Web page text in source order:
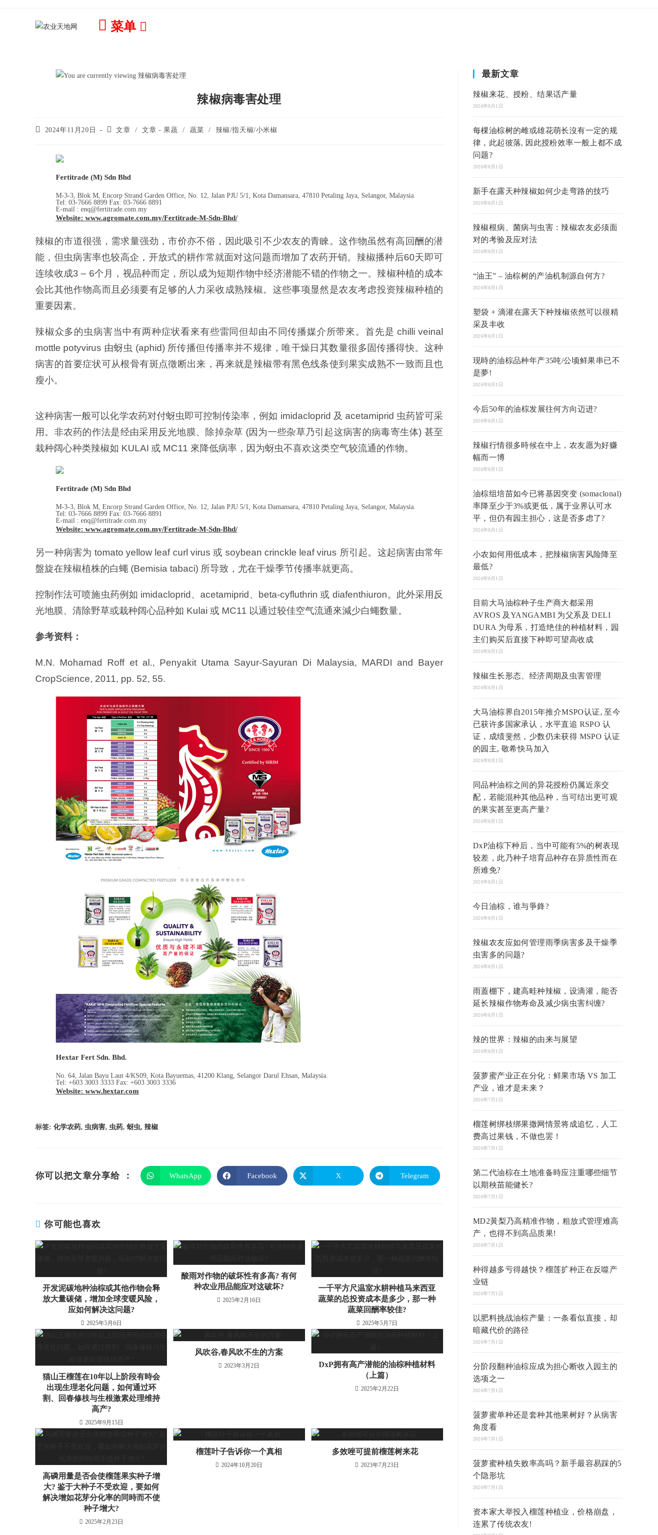
菜单
辣椒病毒害处理
2024年11月20日 文章 / 文章 - 果蔬 / 蔬菜 / 辣椒/指天椒/小米椒
Fertitrade (M) Sdn Bhd
M-3-3, Blok M, Encorp Strand Garden Office, No. 12, Jalan PJU 5/1, Kota Damansara, 47810 Petaling Jaya, Selangor, Malaysia.
Tel: 03-7666 8899 Fax: 03-7666 8891
E-mail : enq@fertitrade.com.my
Website: www.agromate.com.my/Fertitrade-M-Sdn-Bhd/
辣椒的市道很强，需求量强劲，市价亦不俗，因此吸引不少农友的青睞。这作物虽然有高回酬的潜
能，但虫病害率也较高企，开放式的耕作常就面对这问题而增加了农药开销。辣椒播种后60天即可
连续收成3 – 6个月，视品种而定，所以成为短期作物中经济潜能不错的作物之一。辣椒种植的成本
会比其他作物高而且必须要有足够的人力采收成熟辣椒。这些事项显然是农友考虑投资辣椒种植的
重要因素。
辣椒众多的虫病害当中有两种症状看來有些雷同但却由不同传播媒介所带來。首先是 chilli veinal
mottle potyvirus 由蚜虫 (aphid) 所传播但传播率并不规律，唯干燥日其数量很多固传播得快。这种
病害的首要症状可从根骨有斑点徵断出来，再来就是辣椒带有黑色线条使到果实成熟不一致而且也
瘦小。
这种病害一般可以化学农药对付蚜虫即可控制传染率，例如 imidacloprid 及 acetamiprid 虫药皆可采
用。非农药的作法是经由采用反光地膜、除掉杂草 (因为一些杂草乃引起这病害的病毒寄生体) 甚至
栽种阔心种类辣椒如 KULAI 或 MC11 來降低病率，因为蚜虫不喜欢这类空气较流通的作物。
Fertitrade (M) Sdn Bhd
M-3-3, Blok M, Encorp Strand Garden Office, No. 12, Jalan PJU 5/1, Kota Damansara, 47810 Petaling Jaya, Selangor, Malaysia.
Tel: 03-7666 8899 Fax: 03-7666 8891
E-mail : enq@fertitrade.com.my
Website: www.agromate.com.my/Fertitrade-M-Sdn-Bhd/
另一种病害为 tomato yellow leaf curl virus 或 soybean crinckle leaf virus 所引起。这起病害由常年
盤旋在辣椒植株的白蠅 (Bemisia tabaci) 所导致，尤在干燥季节传播率就更高。
控制作法可喷施虫药例如 imidacloprid、acetamiprid、beta-cyfluthrin 或 diafenthiuron。此外采用反
光地膜、清除野草或栽种阔心品种如 Kulai 或 MC11 以通过较佳空气流通來減少白蠅数量。
参考资料：
M.N. Mohamad Roff et al., Penyakit Utama Sayur-Sayuran Di Malaysia, MARDI and Bayer
CropScience, 2011, pp. 52, 55.
Hextar Fert Sdn. Bhd.
No. 64, Jalan Bayu Laut 4/KS09, Kota Bayuemas, 41200 Klang, Selangor Darul Ehsan, Malaysia.
Tel: +603 3003 3333 Fax: +603 3003 3336
Website: www.hextar.com
标签: 化学农药, 虫病害, 虫药, 蚜虫, 辣椒
你可以把文章分享给 ： WhatsApp Facebook X Telegram
你可能也喜欢
开发泥碳地种油棕或其他作物会释
放大量碳储，增加全球变暖风险，
应如何解决这问题?
2025年5月6日
酸雨对作物的破坏性有多高? 有何
种农业用品能应对这破坏?
2025年2月16日
一千平方尺温室水耕种植马来西亚
蔬菜的总投资成本是多少，那一种
蔬菜回酬率较佳?
2025年5月7日
猫山王榴莲在10年以上阶段有時会
出现生理老化问题，如何通过环
割、回春修枝与生根激素处理维持
高产?
2025年9月15日
风吹谷,春风吹不生的方案
2023年3月2日
DxP拥有高产潜能的油棕种植材料
（上篇）
2025年2月22日
高磷用量是否会使榴莲果实种子增
大? 鉴于大种子不受欢迎，要如何
解决增如花芽分化率的同時而不使
种子增大?
2025年2月23日
榴莲叶子告诉你一个真相
2024年10月20日
多效唑可提前榴莲树来花
2023年7月23日
最新文章
辣椒来花、授粉、结果话产量
2026年8月1日
每棵油棕树的雌或雄花萌长沒有一定的规
律，此起彼落, 因此授粉效率一般上都不成
问题?
2026年8月1日
新手在露天种辣椒如何少走弯路的技巧
2026年8月1日
辣椒根病、菌病与虫害：辣椒农友必须面
对的考验及应对法
2026年8月1日
“油王” – 油棕树的产油机制源自何方?
2026年8月1日
塑袋 + 滴灌在露天下种辣椒依然可以很精
采及丰收
2026年8月1日
现時的油棕品种年产35吨/公顷鲜果串已不
是夢!
2026年8月1日
今后50年的油棕发展往何方向迈进?
2026年8月1日
辣椒行情很多時候在中上，农友愿为好赚
幅而一博
2026年8月1日
油棕组培苗如今已将基因突变 (somaclonal)
率降至少于3%或更低，属于业界认可水
平，但仍有园主担心，这是否多虑了?
2026年8月1日
小农如何用低成本，把辣椒病害风险降至
最低?
2026年8月1日
目前大马油棕种子生产商大都采用
AVROS 及YANGAMBI 为父系及 DELI
DURA 为母系，打造绝佳的种植材料，园
主们购买后直接下种即可望高收成
2026年8月1日
辣椒生长形态、经济周期及虫害管理
2026年8月1日
大马油棕界自2015年推介MSPO认证, 至今
已获许多国家承认，水平直追 RSPO 认
证，成绩斐然，少数仍未获得 MSPO 认证
的园主, 敬希快马加入
2026年8月1日
同品种油棕之间的异花授粉仍属近亲交
配，若能混种其他品种，当可结出更可观
的果实甚至更高产量?
2026年8月1日
DxP油棕下种后，当中可能有5%的树表现
较差，此乃种子培育品种存在异质性而在
所难免?
2026年8月1日
今日油棕，谁与爭鋒?
2026年8月1日
辣椒农友应如何管理雨季病害多及干燥季
虫害多的问题?
2026年8月1日
雨蓋棚下，建高畦种辣椒，设滴灌，能否
延长辣椒作物寿命及减少病虫害纠缠?
2026年8月1日
辣的世界：辣椒的由来与展望
2026年8月1日
菠萝蜜产业正在分化：鲜果市场 VS 加工
产业，谁才是未来？
2026年7月1日
榴莲树绑枝绑果撒网情景将成追忆，人工
费高过果钱，不做也罢！
2026年7月1日
第二代油棕在土地准备時应注重哪些细节
以期秧苗能健长?
2026年7月1日
MD2黃梨乃高精准作物，粗放式管理难高
产，也得不到高品质果!
2026年7月1日
种得越多亏得越快？榴莲扩种正在反噬产
业链
2026年7月1日
以肥料挑战油棕产量：一条看似直接，却
暗藏代价的路径
2026年7月1日
分阶段翻种油棕应成为担心断收入园主的
选项之一
2026年7月1日
菠萝蜜单种还是套种其他果树好？从病害
角度看
2026年7月1日
菠萝蜜种植失败率高吗？新手最容易踩的5
个隐形坑
2026年7月1日
资本家大举投入榴莲种植业，价格崩盘，
连累了传统农友!